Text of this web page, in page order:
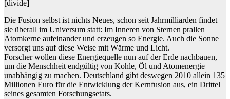
[divide]
Die Fusion selbst ist nichts Neues, schon seit Jahrmilliarden findet
sie überall im Universum statt: Im Inneren von Sternen prallen
Atomkerne aufeinander und erzeugen so Energie. Auch die Sonne
versorgt uns auf diese Weise mit Wärme und Licht.
Forscher wollen diese Energiequelle nun auf der Erde nachbauen,
um die Menschheit endgültig von Kohle, Öl und Atomenergie
unabhängig zu machen. Deutschland gibt deswegen 2010 allein 135
Millionen Euro für die Entwicklung der Kernfusion aus, ein Drittel
seines gesamten Forschungsetats.